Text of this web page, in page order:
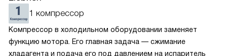
1 компрессор
Компрессор в холодильном оборудовании заменяет
функцию мотора. Его главная задача — сжимание
хладагента и подача его под давлением на испаритель